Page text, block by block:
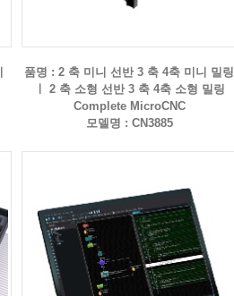
품명 : 2 축 미니 선반 3 축 4축 미니 밀링
ㅣ 2 축 소형 선반 3 축 4축 소형 밀링
Complete MicroCNC
모델명 : CN3885